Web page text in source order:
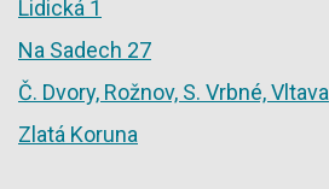
Lidická 1
Na Sadech 27
Č. Dvory, Rožnov, S. Vrbné, Vltava
Zlatá Koruna